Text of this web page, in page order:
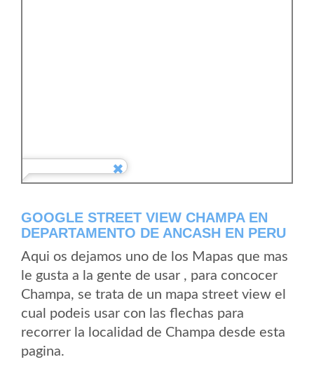
GOOGLE STREET VIEW CHAMPA EN
DEPARTAMENTO DE ANCASH EN PERU
Aqui os dejamos uno de los Mapas que mas
le gusta a la gente de usar , para concocer
Champa, se trata de un mapa street view el
cual podeis usar con las flechas para
recorrer la localidad de Champa desde esta
pagina.